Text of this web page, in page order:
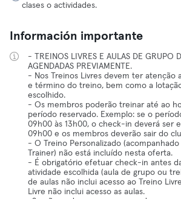
clases o actividades.
Información importante
- TREINOS LIVRES E AULAS DE GRUPO
AGENDADAS PREVIAMENTE.
- Nos Treinos Livres devem ter atenção
e término do treino, bem como a
escolhido.
- Os membros poderão treinar até ao
período reservado. Exemplo: se o
09h00 às 13h00, o check-in deverá ser
09h00 e os membros deverão sair do
- O Treino Personalizado
Trainer) não está incluído nesta oferta.
- É obrigatório efetuar check-in antes
atividade escolhida (aula de grupo ou
de aulas não inclui acesso ao Treino
Livre não inclui acesso as aulas.